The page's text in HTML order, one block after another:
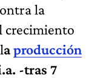
la
crecimiento
aproducción
-tras 7